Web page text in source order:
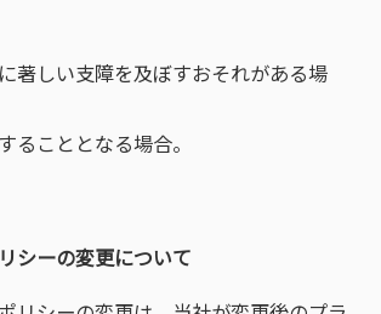
著しい支障を及ぼすおそれがある場
ることとなる場合。
シーの変更について